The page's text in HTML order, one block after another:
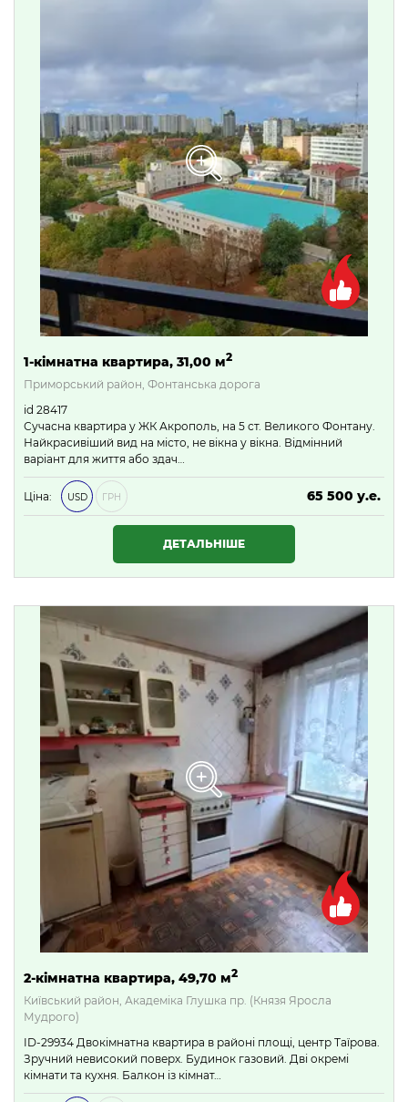
1-кімнатна квартира, 31,00 м2
Приморський район, Фонтанська дорога
id 28417
Сучасна квартира у ЖК Акрополь, на 5 ст. Великого Фонтану.
Найкрасивіший вид на місто, не вікна у вікна. Відмінний
варіант для життя або здач…
Ціна: USD ГРН
65 500 у.е.
2 816 500 ₴
ДЕТАЛЬНІШЕ
2-кімнатна квартира, 49,70 м2
Київський район, Академіка Глушка пр. (Князя Яросла
Мудрого)
ID-29934 Двокімнатна квартира в районі площі, центр Таїрова.
Зручний невисокий поверх. Будинок газовий. Дві окремі
кімнати та кухня. Балкон із кімнат…